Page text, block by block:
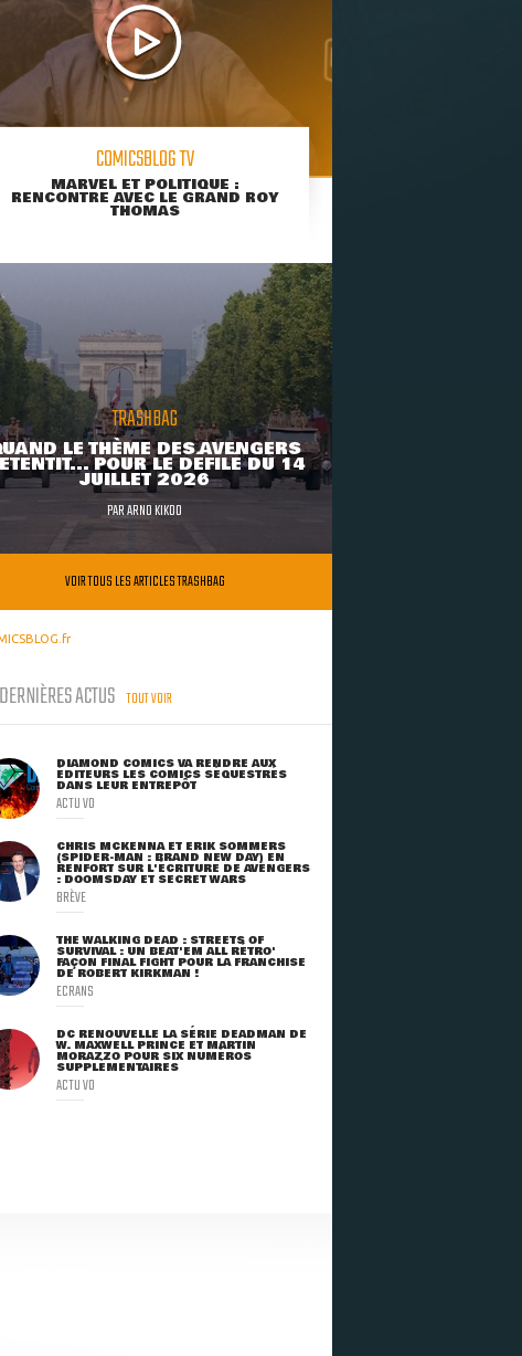
COMICSBLOG TV
MARVEL ET POLITIQUE :
RENCONTRE AVEC LE GRAND ROY
THOMAS
TRASHBAG
LE THÈME DES AVENGERS
POUR LE DÉFILÉ DU 14
JUILLET 2026
PARARNO KIKOO
VOIR TOUS LES ARTICLES TRASHBAG
ACTUS TOUT VOIR
DIAMOND COMICS VA RENDRE AUX
ÉDITEURS LES COMICS SÉQUESTRÉS
DANS LEUR ENTREPÔT
ACTU VO
CHRIS MCKENNA ET ERIK SOMMERS
(SPIDER-MAN : BRAND NEW DAY) EN
RENFORT SUR L'ÉCRITURE DE AVENGERS
: DOOMSDAY ET SECRET WARS
BRÈVE
THE WALKING DEAD : STREETS OF
SURVIVAL : UN BEAT'EM ALL RÉTRO'
FAÇON FINAL FIGHT POUR LA FRANCHISE
DE ROBERT KIRKMAN !
ECRANS
DC RENOUVELLE LA SÉRIE DEADMAN DE
W. MAXWELL PRINCE ET MARTIN
MORAZZO POUR SIX NUMÉROS
SUPPLÉMENTAIRES
ACTU VO